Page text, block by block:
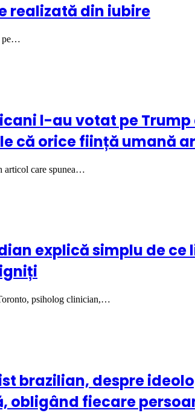
realizată din iubire
pe…
l-au votat pe
că orice ființă umană
articol care spunea…
explică simplu de
psiholog clinician,…
brazilian, despre
fiecare